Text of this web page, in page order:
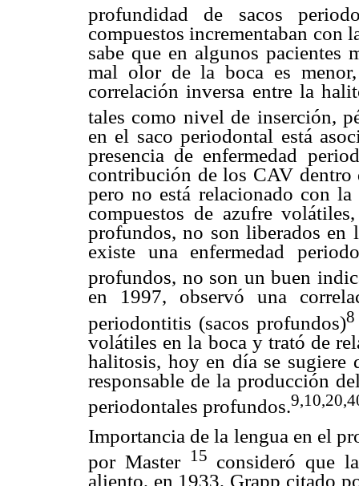
profundidad de sacos
compuestos incrementaban con
sabe que en algunos
mal olor de la boca es
correlación inversa entre la
tales como nivel de inserción,
en el saco periodontal está
presencia de enfermedad
contribución de los CAV
pero no está relacionado con
compuestos de azufre
profundos, no son liberados en
existe una enfermedad
profundos, no son un buen
en 1997, observó una
periodontitis (sacos profundos)8
volátiles en la boca y trató de
halitosis, hoy en día se sugiere
responsable de la producción
periodontales profundos.
Importancia de la lengua en el
por Master 15 consideró que
aliento, en 1933, Grapp citado